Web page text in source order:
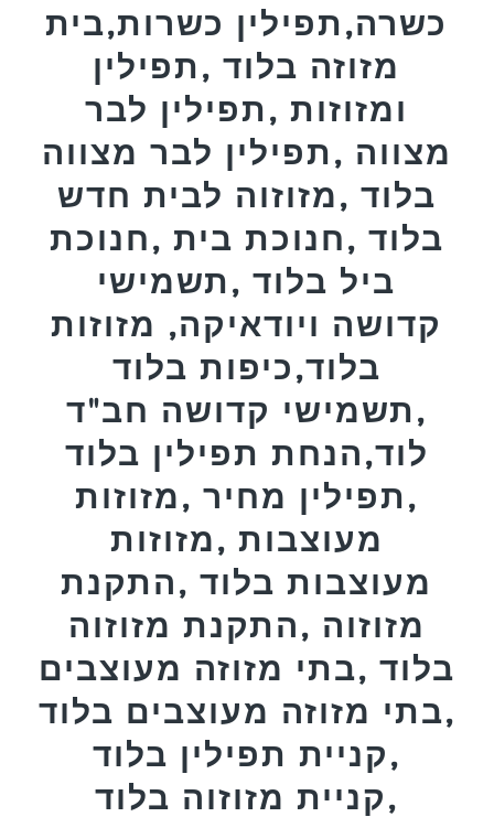
כשרה,תפילין כשרות,בית
מזוזה בלוד ,תפילין
ומזוזות ,תפילין לבר
מצווה ,תפילין לבר מצווה
בלוד ,מזוזוה לבית חדש
בלוד ,חנוכת בית ,חנוכת
ביל בלוד ,תשמישי
קדושה ויודאיקה, מזוזות
בלוד,כיפות בלוד
,תשמישי קדושה חב"ד
לוד,הנחת תפילין בלוד
,תפילין מחיר ,מזוזות
מעוצבות ,מזוזות
מעוצבות בלוד ,התקנת
מזוזוה ,התקנת מזוזוה
בלוד ,בתי מזוזה מעוצבים
,בתי מזוזה מעוצבים בלוד
,קניית תפילין בלוד
,קניית מזוזוה בלוד